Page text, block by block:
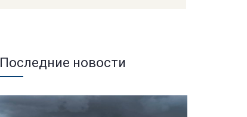
Последние новости